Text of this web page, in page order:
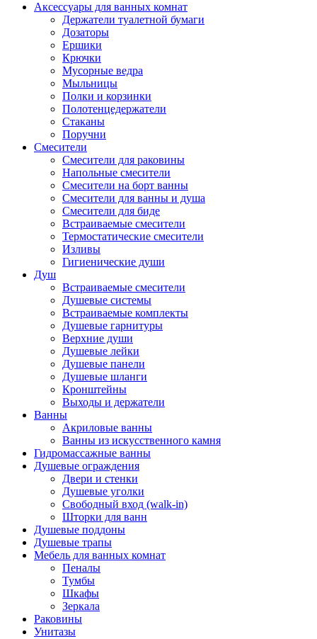
Аксессуары для ванных комнат
Держатели туалетной бумаги
Дозаторы
Ершики
Крючки
Мусорные ведра
Мыльницы
Полки и корзинки
Полотенцедержатели
Стаканы
Поручни
Смесители
Смесители для раковины
Напольные смесители
Смесители на борт ванны
Смесители для ванны и душа
Смесители для биде
Встраиваемые смесители
Термостатические смесители
Изливы
Гигиенические души
Душ
Встраиваемые смесители
Душевые системы
Встраиваемые комплекты
Душевые гарнитуры
Верхние души
Душевые лейки
Душевые панели
Душевые шланги
Кронштейны
Выходы и держатели
Ванны
Акриловые ванны
Ванны из искусственного камня
Гидромассажные ванны
Душевые ограждения
Двери и стенки
Душевые уголки
Свободный вход (walk-in)
Шторки для ванн
Душевые поддоны
Душевые трапы
Мебель для ванных комнат
Пеналы
Тумбы
Шкафы
Зеркала
Раковины
Унитазы